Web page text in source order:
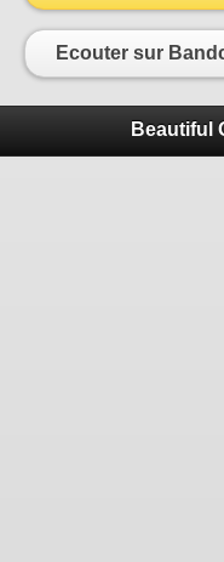
Ecouter sur
Beautiful